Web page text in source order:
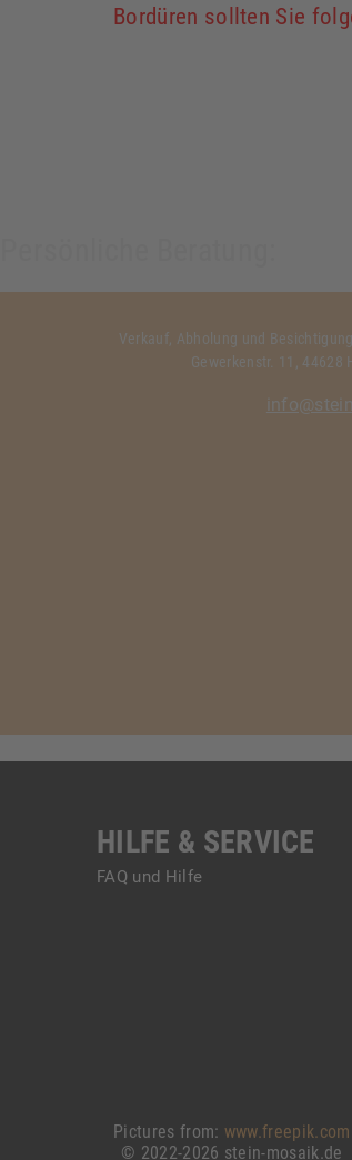
Bordüren sollten Sie
Verkauf, Abholung und
Gewerkenstr. 11, 44628
HILFE & SERVICE
FAQ und Hilfe
Pictures from: www.freepik.com
© 2022-2026 stein-mosaik.de